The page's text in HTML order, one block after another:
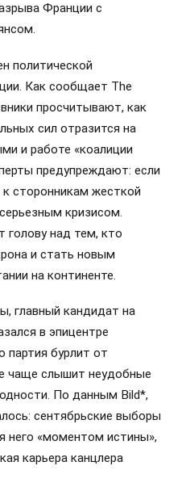
Франции с
политической
Как сообщает The
просчитывают, как
сил отразится на
и работе «коалиции
предупреждают: если
сторонникам жесткой
кризисом.
над тем, кто
и стать новым
на континенте.
главный кандидат на
в эпицентре
партия бурлит от
чаще слышит неудобные
По данным Bild*,
сентябрьские выборы
него «моментом истины»,
карьера канцлера